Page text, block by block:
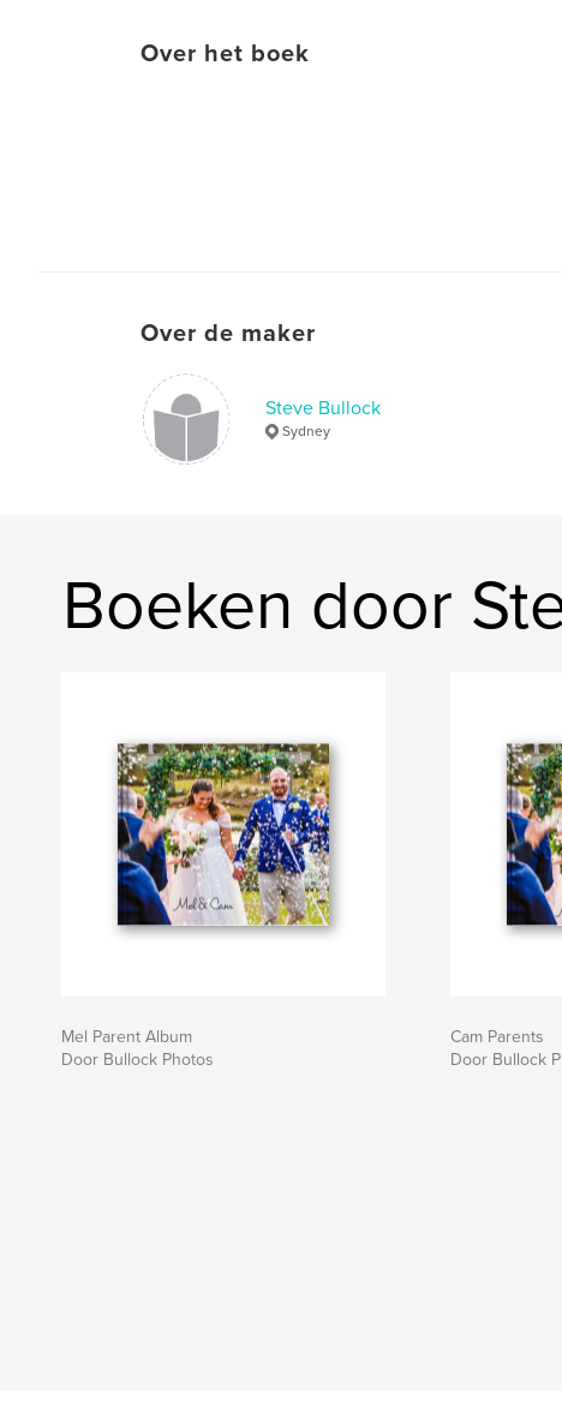
Over het boek
Over de maker
Steve Bullock
Sydney
Boeken door
Mel Parent Album
Door Bullock Photos
Cam Parents
Door Bullock